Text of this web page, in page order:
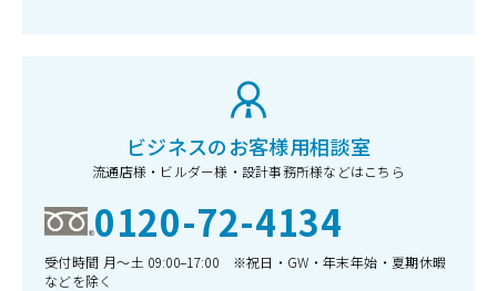
ビジネスのお客様用相談室
流通店様・ビルダー様・設計事務所様などはこちら
0120-72-4134
受付時間 月〜土 09:00–17:00 ※祝日・GW・年末年始・夏期休暇
などを除く